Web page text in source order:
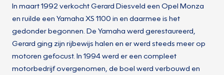
In maart 1992 verkocht Gerard Diesveld een Opel Monza
en ruilde een Yamaha XS 1100 in en daarmee is het
gedonder begonnen. De Yamaha werd gerestaureerd,
Gerard ging zijn rijbewijs halen en er werd steeds meer op
motoren gefocust. In 1994 werd er een compleet
motorbedrijf overgenomen, de boel werd verbouwd en